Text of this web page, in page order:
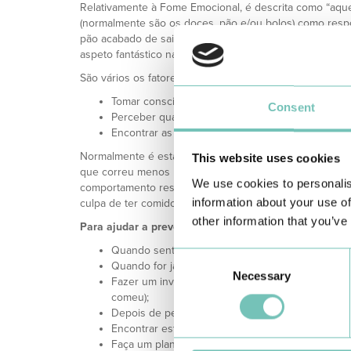
Consent
This website uses cookies
We use cookies to
information about your use
other information that
Consent
Necessary
Relativamente à Fome Emocional, é descrita como
(normalmente são os doces, pão e/ou bolos) como
pão acabado de sair do forno ao passar por uma
aspeto fantástico na pastelaria ou ainda a mesa
São vários os fatores que podem desencadear um
Tomar consciência do processo;
Perceber qual ou quais as situações que
Encontrar as estratégias mais adequadas e pôr
Normalmente é esta questão que está por detrás de
que correu menos bem no seu dia. O problema surge
comportamento resulta numa “falsa compensação”
culpa de ter comido demais.
Para ajudar a prevenir a fome emocional aqui ficam
Quando sentir fome questionar-se se é Fome
Quando for jantar fora de casa, prevenir a gula
Fazer um inventário das situações que
comeu);
Depois de perceber qual o seu padrão de fome
Encontrar estratégias compensatórias que não
Faça um plano das suas refeições diárias e